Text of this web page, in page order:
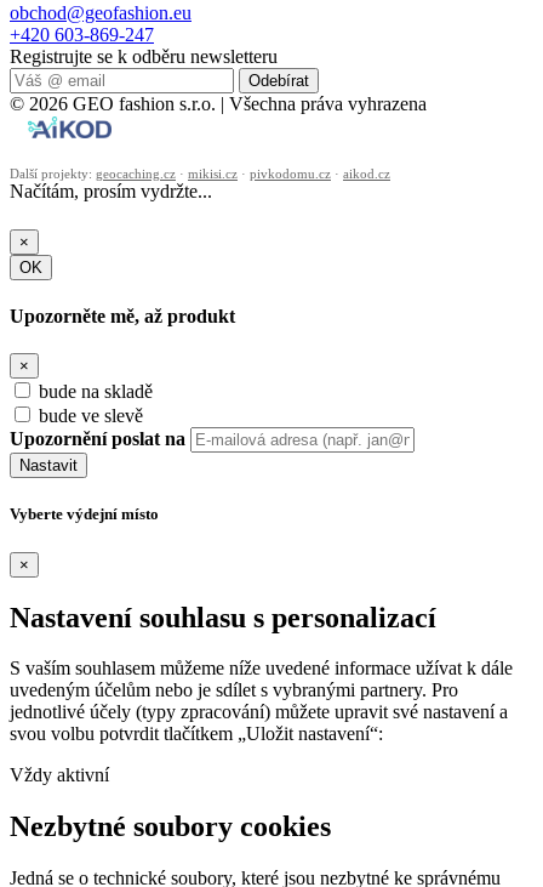
obchod@geofashion.eu
+420 603-869-247
Registrujte se k odběru newsletteru
Odebírat
© 2026 GEO fashion s.r.o. | Všechna práva vyhrazena
Další projekty: geocaching.cz · mikisi.cz · pivkodomu.cz · aikod.cz
Načítám, prosím vydržte...
×
OK
Upozorněte mě, až produkt
×
bude na skladě
bude ve slevě
Upozornění poslat na
Nastavit
Vyberte výdejní místo
×
Nastavení souhlasu s personalizací
S vaším souhlasem můžeme níže uvedené informace užívat k dále
uvedeným účelům nebo je sdílet s vybranými partnery. Pro
jednotlivé účely (typy zpracování) můžete upravit své nastavení a
svou volbu potvrdit tlačítkem „Uložit nastavení“:
Vždy aktivní
Nezbytné soubory cookies
Jedná se o technické soubory, které jsou nezbytné ke správnému